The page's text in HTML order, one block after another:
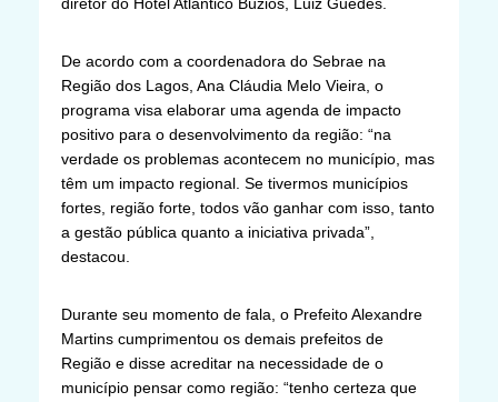
De acordo com a coordenadora do Sebrae na
Região dos Lagos, Ana Cláudia Melo Vieira, o
programa visa elaborar uma agenda de impacto
positivo para o desenvolvimento da região: “na
verdade os problemas acontecem no município, mas
têm um impacto regional. Se tivermos municípios
fortes, região forte, todos vão ganhar com isso, tanto
a gestão pública quanto a iniciativa privada”,
destacou.
Durante seu momento de fala, o Prefeito Alexandre
Martins cumprimentou os demais prefeitos de
Região e disse acreditar na necessidade de o
município pensar como região: “tenho certeza que